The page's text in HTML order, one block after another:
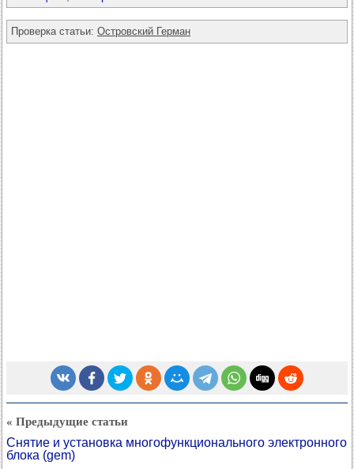
Проверка статьи: Островский Герман
« Предыдущие статьи
Снятие и установка многофункционального электронного
блока (gem)